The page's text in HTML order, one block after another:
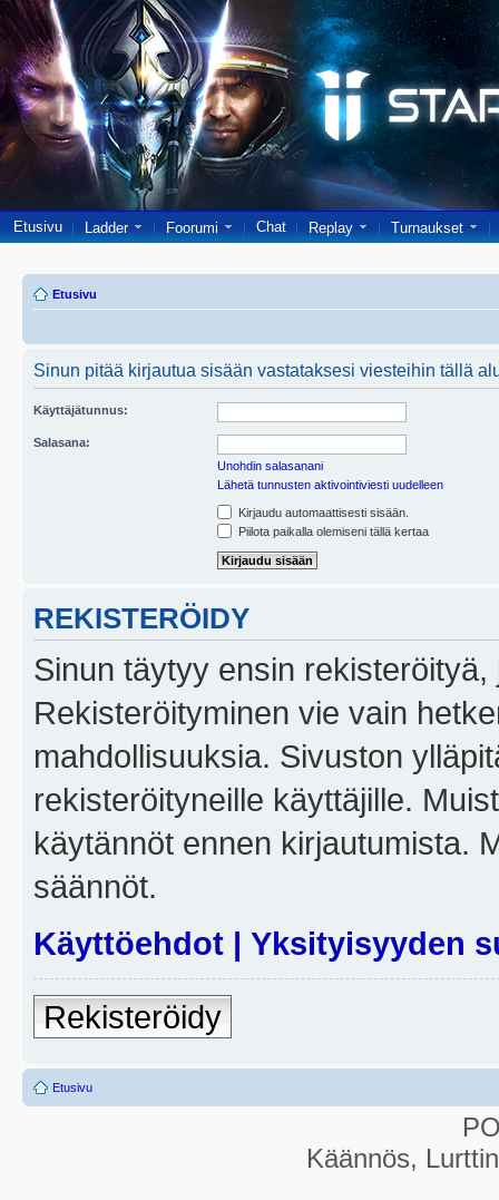
Etusivu Ladder Foorumi Chat Replay Turnaukset
Etusivu
Sinun pitää kirjautua sisään vastataksesi viesteihin tällä
Käyttäjätunnus:
Salasana:
Unohdin salasanani
Lähetä tunnusten aktivointiviesti uudelleen
Kirjaudu automaattisesti sisään.
Piilota paikalla olemiseni tällä kertaa
REKISTERÖIDY
Sinun täytyy ensin
Rekisteröityminen vie vain
mahdollisuuksia. Sivuston
rekisteröityneille käyttäjille.
käytännöt ennen kirjautumista.
säännöt.
Käyttöehdot | Yksityisyyden
Rekisteröidy
Etusivu
Käännös,